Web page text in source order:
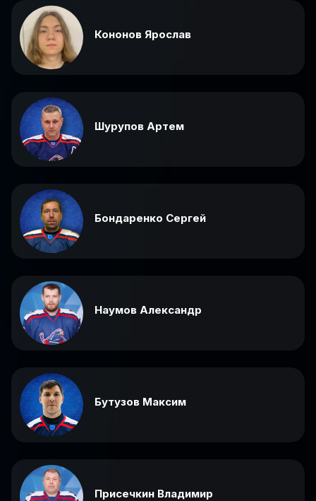
Кононов Ярослав
Шурупов Артем
Бондаренко Сергей
Наумов Александр
Бутузов Максим
Присечкин Владимир